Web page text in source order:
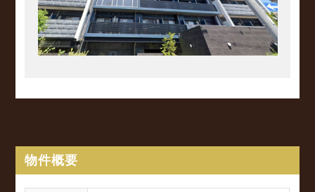
物件概要